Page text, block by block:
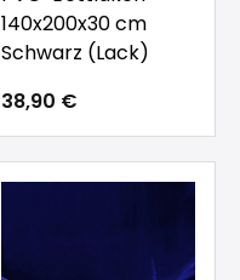
140x200x30 cm
Schwarz (Lack)
38,90 €